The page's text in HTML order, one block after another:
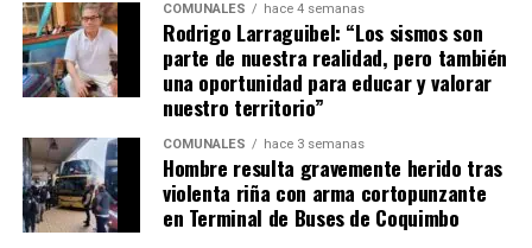
COMUNALES hace 4 semanas
Rodrigo Larraguibel: “Los sismos son
parte de nuestra realidad, pero también
una oportunidad para educar y valorar
nuestro territorio”
COMUNALES hace 3 semanas
Hombre resulta gravemente herido tras
violenta riña con arma cortopunzante
en Terminal de Buses de Coquimbo